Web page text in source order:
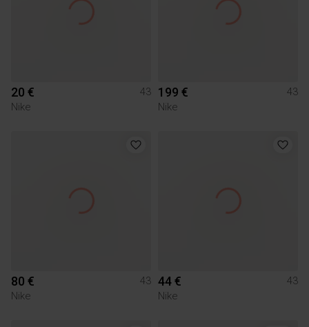
20 €
43
Nike
199 €
43
Nike
80 €
43
Nike
44 €
43
Nike